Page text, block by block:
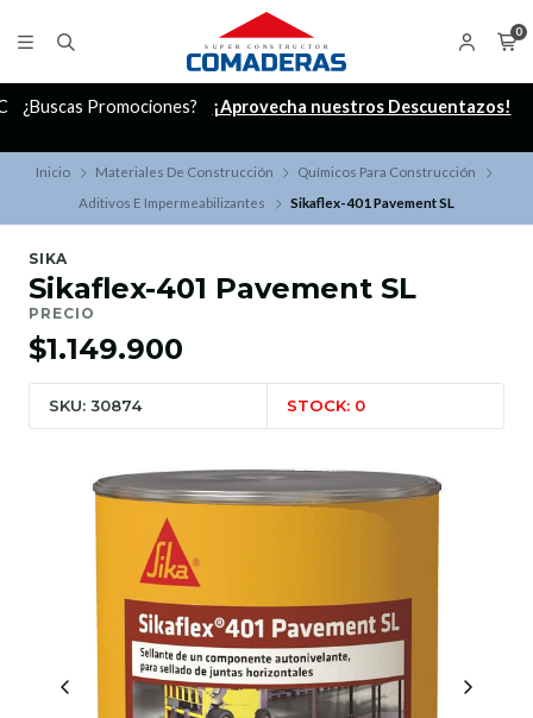
0
¿Buscas Promociones? ¡Aprovecha nuestros Descuentazos!
Inicio Materiales De Construcción
Químicos Para Construcción
Aditivos E Impermeabilizantes
Sikaflex-401 Pavement SL
SIKA
Sikaflex-401 Pavement SL
PRECIO
$1.149.900
SKU: 30874 STOCK: 0